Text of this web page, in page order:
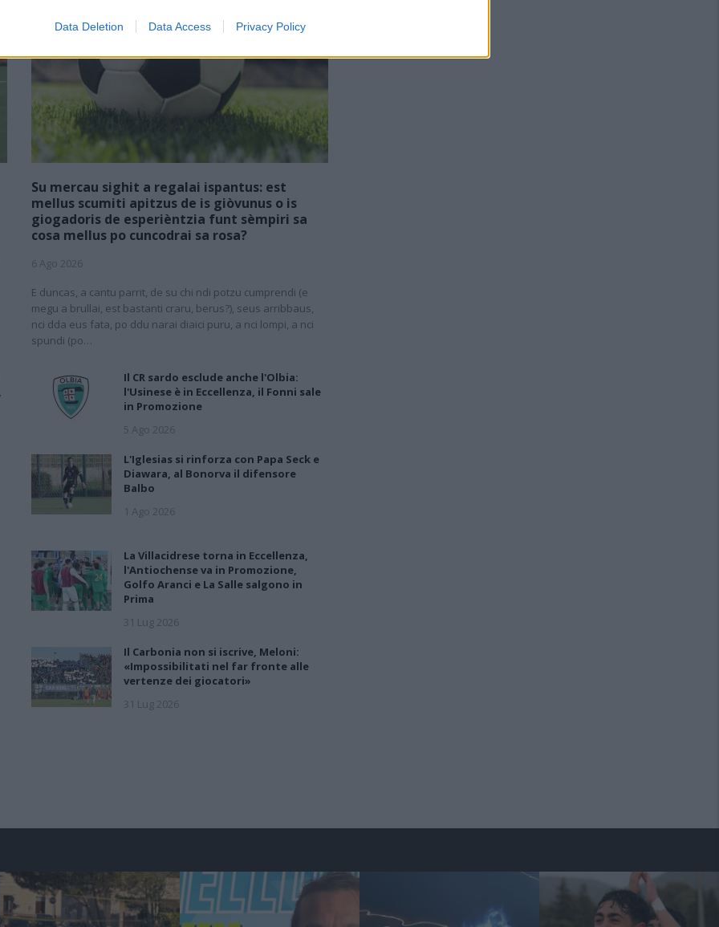
Data Deletion Data Access Privacy Policy
Su mercau sighit a regalai ispantus: est
mellus scumiti apitzus de is giòvunus o is
giogadoris de esperièntzia funt sèmpiri sa
cosa mellus po cuncodrai sa rosa?
6 Ago 2026
E duncas, a cantu parrit, de su chi ndi potzu cumprendi (e
megu a brullai, est bastanti craru, berus?), seus arribbaus,
nci dda eus fata, po ddu narai diaici puru, a nci lompi, a nci
spundi (po…
Il CR sardo esclude anche l'Olbia:
l'Usinese è in Eccellenza, il Fonni sale
in Promozione
5 Ago 2026
L'Iglesias si rinforza con Papa Seck e
Diawara, al Bonorva il difensore
Balbo
1 Ago 2026
La Villacidrese torna in Eccellenza,
l'Antiochense va in Promozione,
Golfo Aranci e La Salle salgono in
Prima
31 Lug 2026
Il Carbonia non si iscrive, Meloni:
«Impossibilitati nel far fronte alle
vertenze dei giocatori»
31 Lug 2026